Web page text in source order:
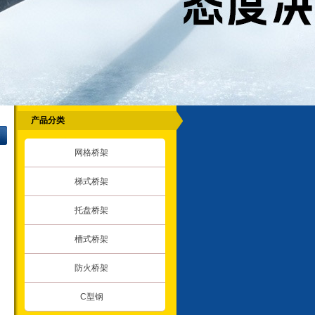
产品分类
网格桥架
梯式桥架
托盘桥架
槽式桥架
防火桥架
C型钢